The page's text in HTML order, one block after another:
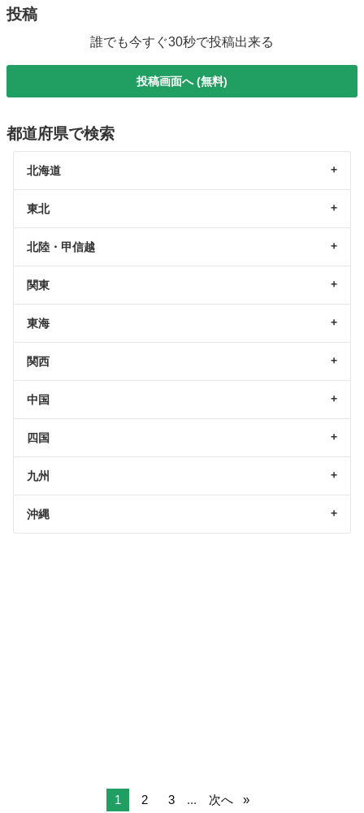
投稿
誰でも今すぐ30秒で投稿出来る
投稿画面へ (無料)
都道府県で検索
北海道
東北
北陸・甲信越
関東
東海
関西
中国
四国
九州
沖縄
1 2 3 ... 次へ